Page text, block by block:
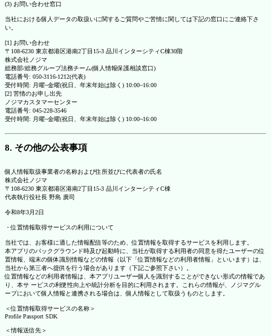
(3) お問い合わせ窓口
当社における個人データの取扱いに関するご質問やご苦情に関しては下記の窓口にご連絡下さ
い。
[1] お問い合わせ
〒108-6230 東京都港区港南2丁目15-3 品川インターシティC棟30階
株式会社ノジマ
総務部/総務グループ法務チーム(個人情報保護相談窓口)
電話番号: 050-3116-1212(代表)
受付時間: 月曜~金曜(祝日、年末年始は除く) 10:00~16:00
[2] 苦情のお申し出先
ノジマカスタマーセンター
電話番号: 045-228-3546
受付時間: 月曜~金曜(祝日、年末年始は除く) 10:00~16:00
8. その他の公表事項
個人情報取扱事業者の名称および住所並びに代表者の氏名
株式会社ノジマ
〒108-6230 東京都港区港南2丁目15-3 品川インターシティC棟
代表執行役社長 野島 廣司
令和8年3月2日
・位置情報取得サービスの利用について
当社では、お客様に適した情報配信等のため、位置情報を取得するサービスを利用します。
本アプリのバックグラウンド時及び起動時に、当社が取得する利用者の同意を得たユーザーの位
置情報、端末の個体識別情報などの情報（以下「位置情報などの利用者情報」といいます）は、
当社から第三者へ提供を行う場合があります（下記ご参照下さい）。
位置情報などの利用者情報は、本アプリユーザー個人を識別することができない形式の情報であ
り、本サ ービスの利便性向上や統計分析を目的に利用されます。これらの情報が、ノジマグル
ープにおいて個人情報と連携される場合は、個人情報として取扱うものとします。
＜位置情報取得サービスの名称＞
Profile Passport SDK
＜情報送信先＞